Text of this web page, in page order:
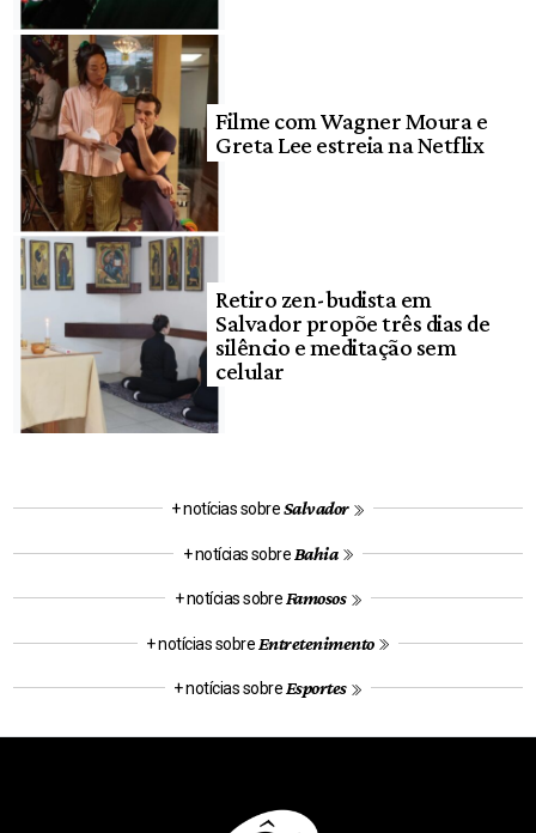
Filme com Wagner Moura e
Greta Lee estreia na Netflix
Retiro zen-budista em
Salvador propõe três dias de
silêncio e meditação sem
celular
+ notícias sobreSalvador
+ notícias sobre Bahia
+ notícias sobre Famosos
+ notícias sobre Entretenimento
+ notícias sobre Esportes